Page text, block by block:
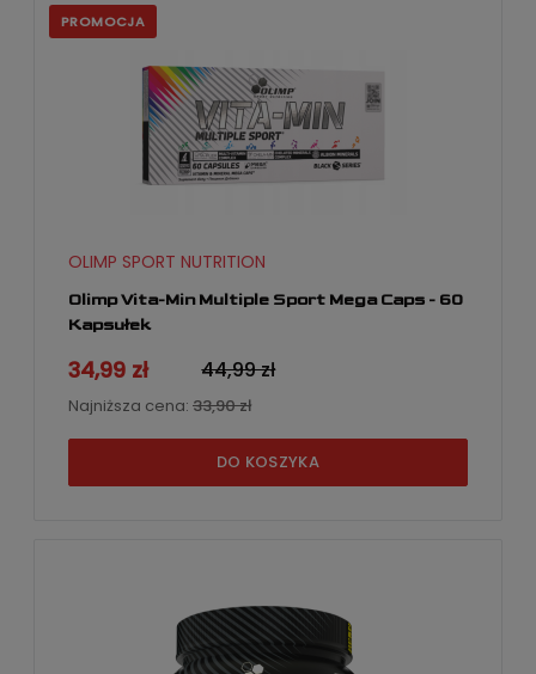
Olimp Vita-Min Multiple Sport Mega Caps - 60
Kapsułek
OLIMP SPORT NUTRITION
34,99 zł 44,99 zł
Najniższa cena: 33,90 zł
DO KOSZYKA
PROMOCJA